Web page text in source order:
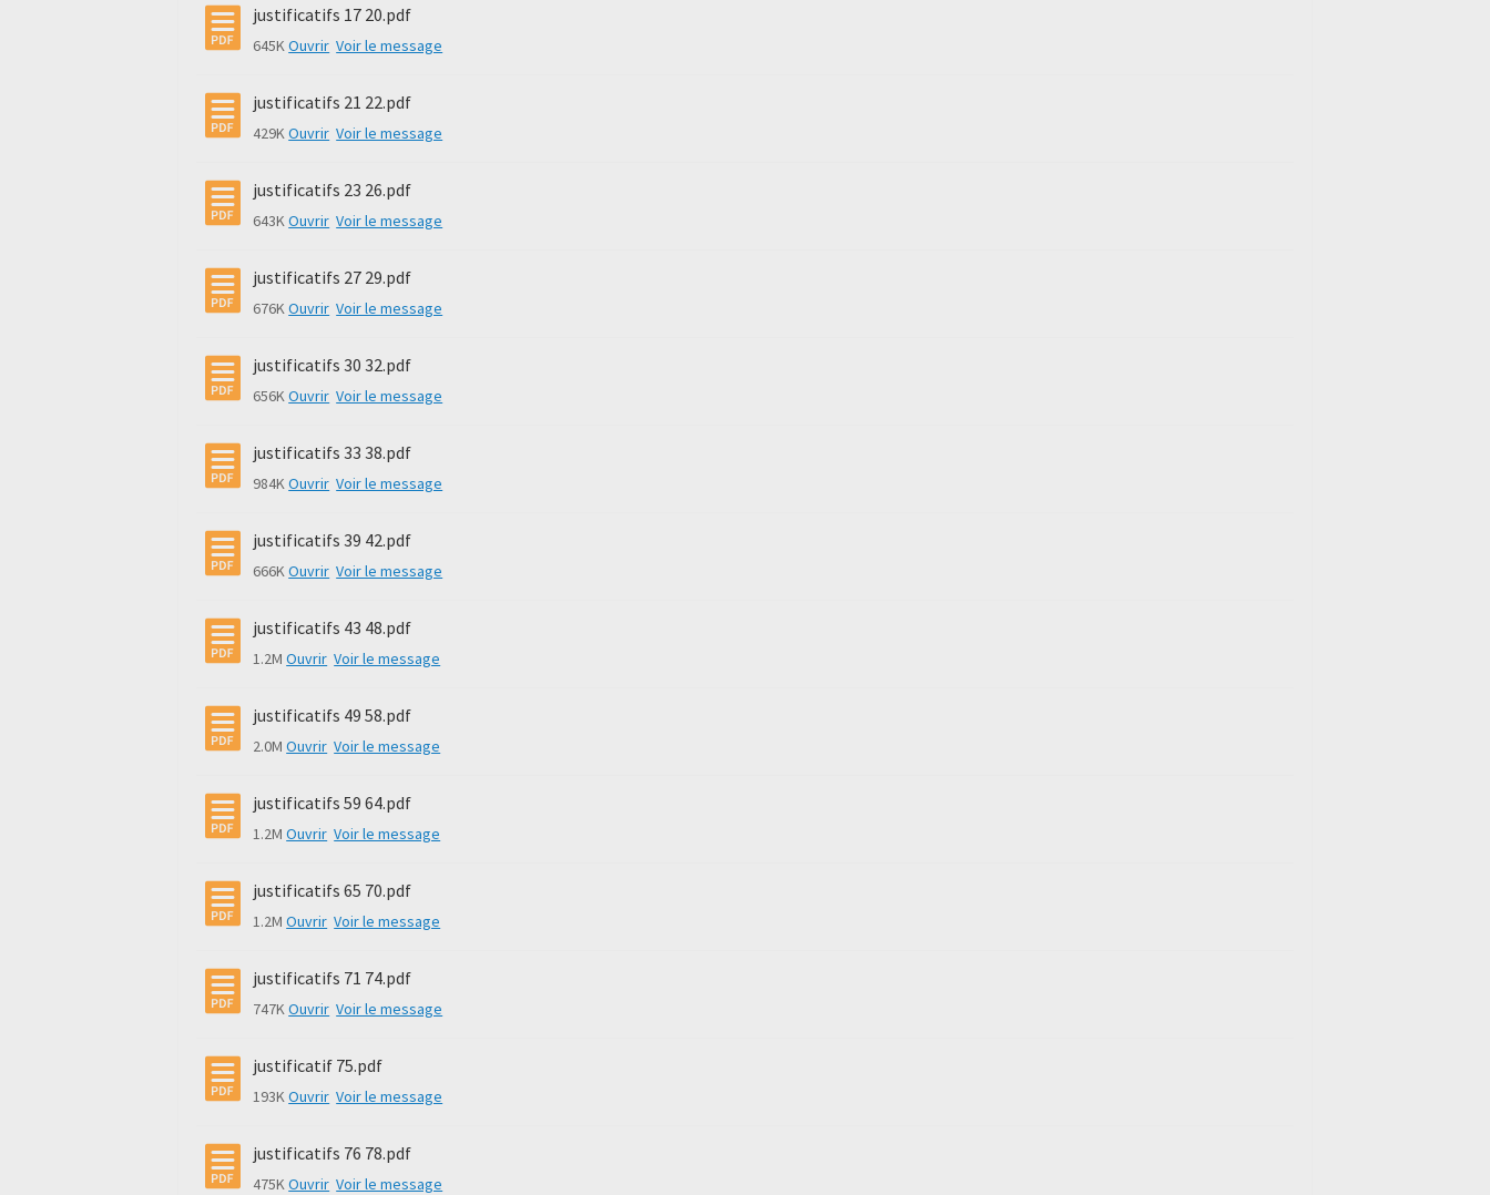
justificatifs 17 20.pdf
645KOuvrir Voir le message
justificatifs 21 22.pdf
429KOuvrir Voir le message
justificatifs 23 26.pdf
643KOuvrir Voir le message
justificatifs 27 29.pdf
676KOuvrir Voir le message
justificatifs 30 32.pdf
656KOuvrir Voir le message
justificatifs 33 38.pdf
984KOuvrir Voir le message
justificatifs 39 42.pdf
666KOuvrir Voir le message
justificatifs 43 48.pdf
1.2MOuvrir Voir le message
justificatifs 49 58.pdf
2.0MOuvrir Voir le message
justificatifs 59 64.pdf
1.2MOuvrir Voir le message
justificatifs 65 70.pdf
1.2MOuvrir Voir le message
justificatifs 71 74.pdf
747KOuvrir Voir le message
justificatif 75.pdf
193KOuvrir Voir le message
justificatifs 76 78.pdf
475KOuvrir Voir le message